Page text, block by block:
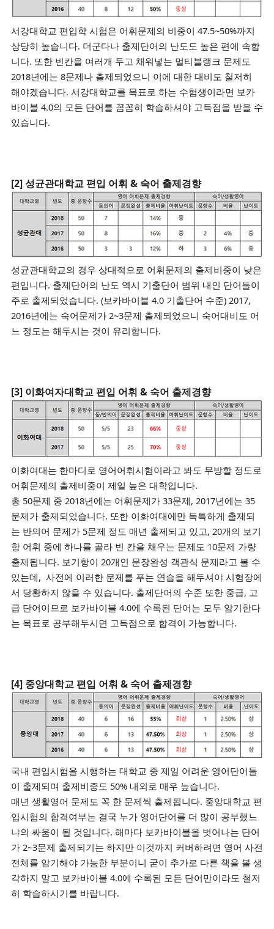
서강대학교 편입학 시험은 어휘문제의 비중이 47.5~50%까지
상당히 높습니다. 더군다나 출제단어의 난도도 높은 편에 속합
니다. 또한 빈칸을 여러개 두고 채워넣는 멀티블랭크 문제도
2018년에는 8문제나 출제되었으니 이에 대한 대비도 철저히
해야겠습니다. 서강대학교를 목표로 하는 수험생이라면 보카
바이블 4.0의 모든 단어를 꼼꼼히 학습하셔야 고득점을 받을 수
있습니다.
[2] 성균관대학교 편입 어휘 & 숙어 출제경향
성균관대학교의 경우 상대적으로 어휘문제의 출제비중이 낮은
편입니다. 출제단어의 난도 역시 기출단어 범위 내인 단어들이
주로 출제되었습니다. (보카바이블 4.0 기출단어 수준) 2017,
2016년에는 숙어문제가 2~3문제 출제되었으니 숙어대비도 어
느 정도는 해두시는 것이 유리합니다.
[3] 이화여자대학교 편입 어휘 & 숙어 출제경향
이화여대는 한마디로 영어어휘시험이라고 봐도 무방할 정도로
어휘문제의 출제비중이 제일 높은 대학입니다.
총 50문제 중 2018년에는 어휘문제가 33문제, 2017년에는 35
문제가 출제되었습니다. 또한 이화여대에만 독특하게 출제되
는 반의어 문제가 5문제 정도 매년 출제되고 있고, 20개의 보기
항 어휘 중에 하나를 골라 빈 칸을 채우는 문제도 10문제 가량
출제됩니다. 보기항이 20개인 문장완성 객관식 문제라고 볼 수
있는데, 사전에 이러한 문제를 푸는 연습을 해두셔야 시험장에
서 당황하지 않을 수 있습니다. 출제단어의 수준 또한 중급, 고
급 단어이므로 보카바이블 4.0에 수록된 단어는 모두 암기한다
는 목표로 공부해두시면 고득점으로 합격이 가능합니다.
[4] 중앙대학교 편입 어휘 & 숙어 출제경향​
국내 편입시험을 시행하는 대학교 중 제일 어려운 영어단어들
이 출제되며 출제비중도 50% 내외로 매우 높습니다.
매년 생활영어 문제도 꼭 한 문제씩 출제됩니다. 중앙대학교 편
입시험의 합격여부는 결국 누가 영어단어를 더 많이 공부했느
냐의 싸움이 될 것입니다. 해마다 보카바이블을 벗어나는 단어
가 2~3문제 출제되기는 하지만 이것까지 커버하려면 영어 사전
전체를 암기해야 가능한 부분이니 굳이 추가로 다른 책을 볼 생
각하지 말고 보카바이블 4.0에 수록된 모든 단어만이라도 철저
히 학습하시기를 바랍니다.